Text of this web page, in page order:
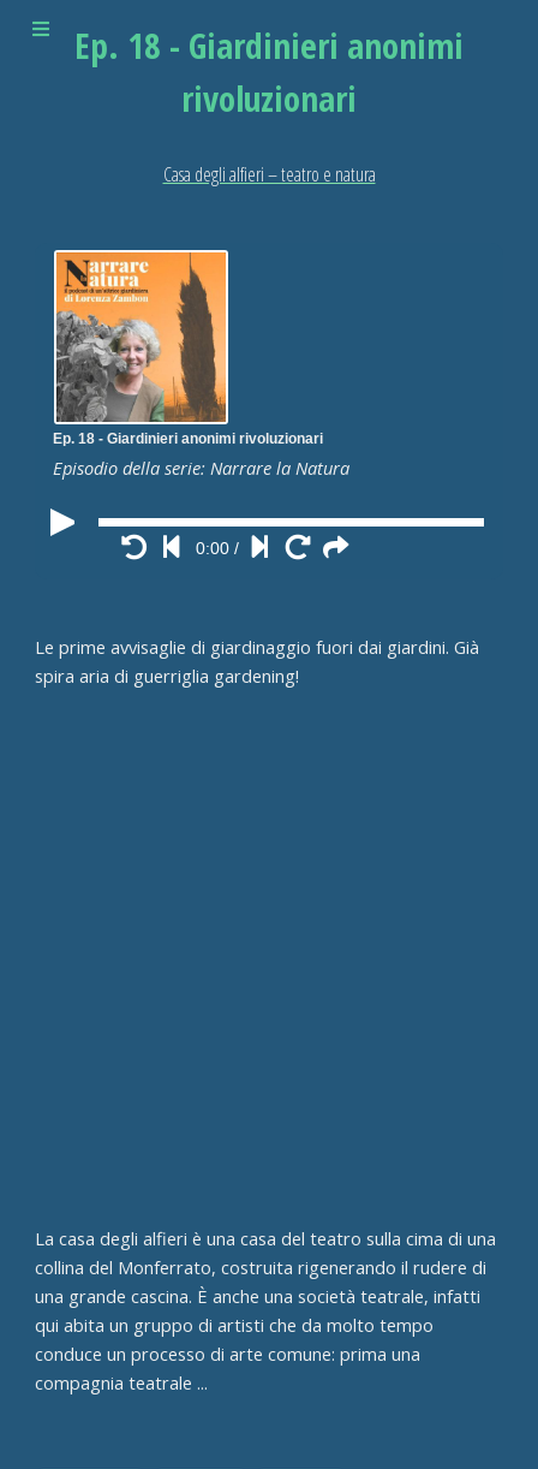
Ep. 18 - Giardinieri anonimi
rivoluzionari
Casa degli alfieri – teatro e natura
Ep. 18 - Giardinieri anonimi rivoluzionari
Episodio della serie: Narrare la Natura
0:00 /
Le prime avvisaglie di giardinaggio fuori dai giardini. Già
spira aria di guerriglia gardening!
La casa degli alfieri è una casa del teatro sulla cima di una
collina del Monferrato, costruita rigenerando il rudere di
una grande cascina. È anche una società teatrale, infatti
qui abita un gruppo di artisti che da molto tempo
conduce un processo di arte comune: prima una
compagnia teatrale ...